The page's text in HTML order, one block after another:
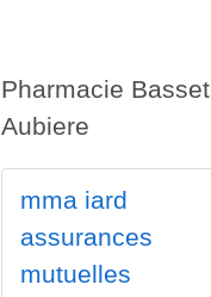
Pharmacie Basset
Aubiere
mma iard
assurances
mutuelles